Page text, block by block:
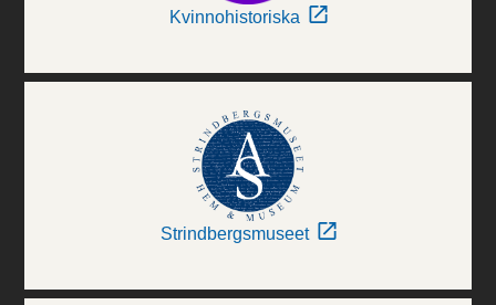
Kvinnohistoriska
Strindbergsmuseet